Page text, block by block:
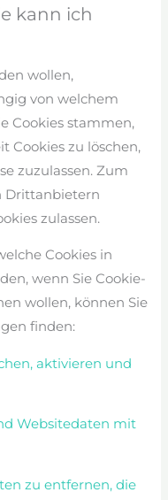
kann ich
wollen,
von welchem
Cookies stammen,
Cookies zu löschen,
zuzulassen. Zum
Drittanbietern
zulassen.
Cookies in
wenn Sie Cookie-
wollen, können Sie
finden:
aktivieren und
Websitedaten mit
zu entfernen, die